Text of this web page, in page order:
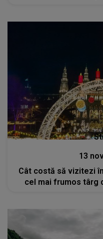
13
Cât costă să vizitezi
cel mai frumos târg